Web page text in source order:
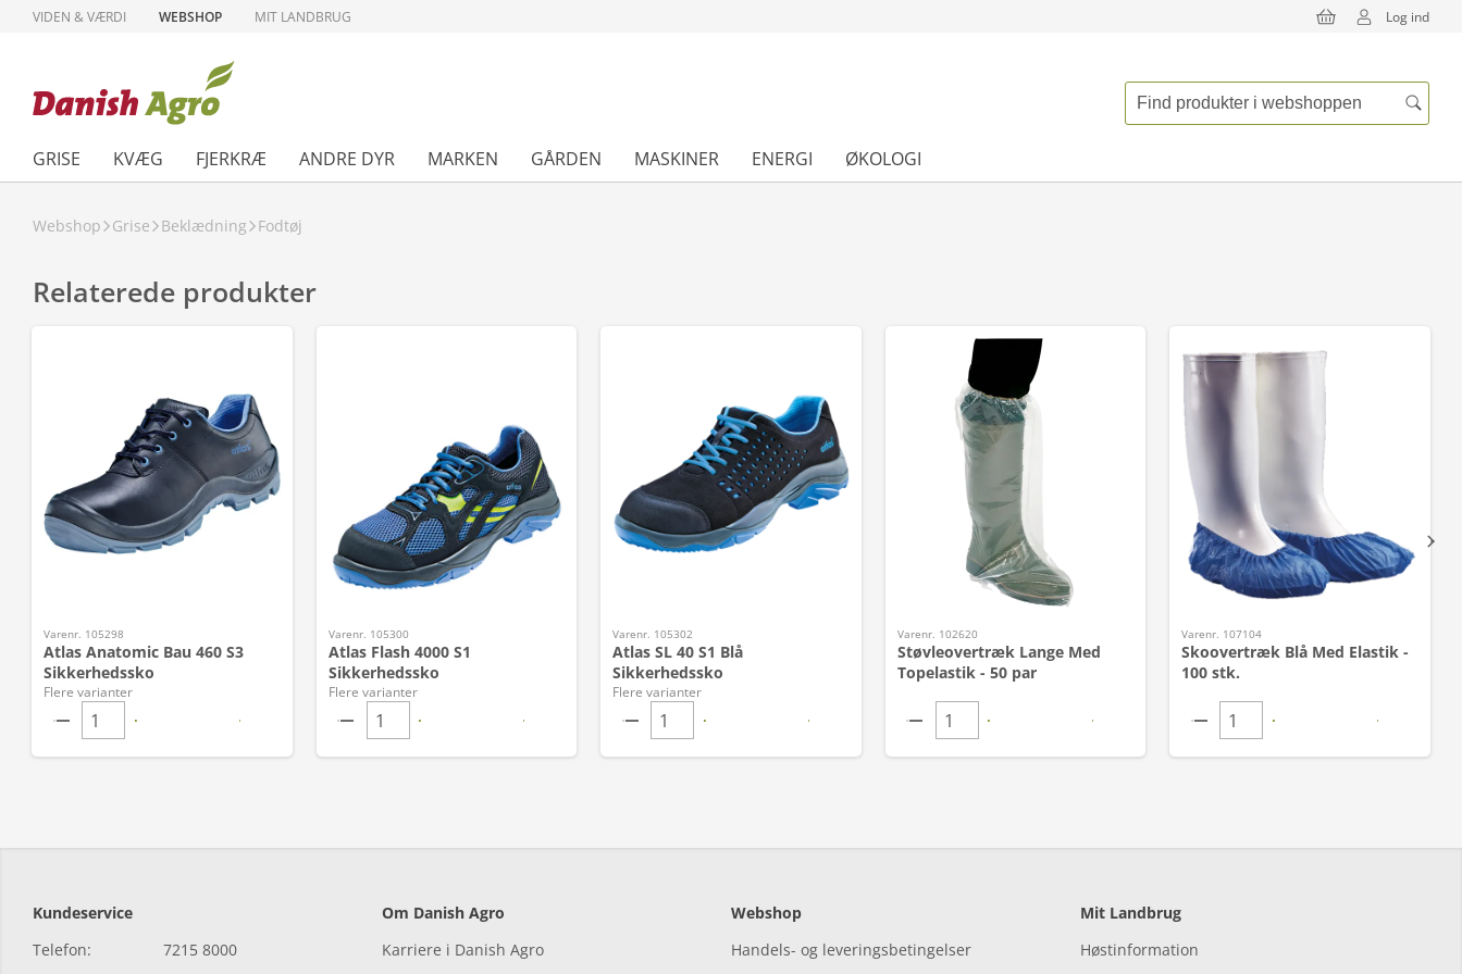
VIDEN & VÆRDI WEBSHOP MIT LANDBRUG Log ind
GRISE KVÆG FJERKRÆ ANDRE DYR MARKEN GÅRDEN MASKINER ENERGI ØKOLOGI
Webshop Grise Beklædning Fodtøj
Relaterede produkter
Varenr. 105298
Atlas Anatomic Bau 460 S3
Sikkerhedssko
Flere varianter
Varenr. 105300
Atlas Flash 4000 S1
Sikkerhedssko
Flere varianter
Varenr. 105302
Atlas SL 40 S1 Blå
Sikkerhedssko
Flere varianter
Varenr. 102620
Støvleovertræk Lange Med
Topelastik - 50 par
Varenr. 107104
Skoovertræk Blå Med Elastik -
100 stk.
Kundeservice
Telefon:
7215 8000
Om Danish Agro
Karriere i Danish Agro
Webshop
Handels- og leveringsbetingelser
Mit Landbrug
Høstinformation